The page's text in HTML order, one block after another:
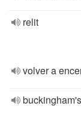
relit
volver a
buckingham's